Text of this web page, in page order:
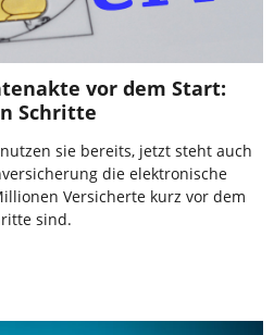
vor dem Start:
Schritte
sie bereits, jetzt steht auch
die elektronische
Versicherte kurz vor dem
sind.